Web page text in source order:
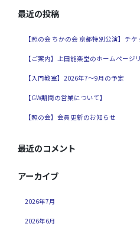
最近の投稿
【照の会 ちかの会 京都特別公演】チ
【ご案内】上田能楽堂のホームページ
【入門教室】2026年7～9月の予定
【GW期間の営業について】
【照の会】会員更新のお知らせ
最近のコメント
アーカイブ
2026年7月
2026年6月